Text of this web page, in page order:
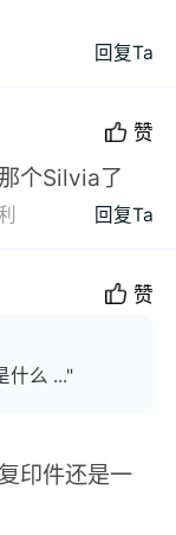
回复Ta
赞
个Silvia了
回复Ta
赞
什么 ..."
印件还是一